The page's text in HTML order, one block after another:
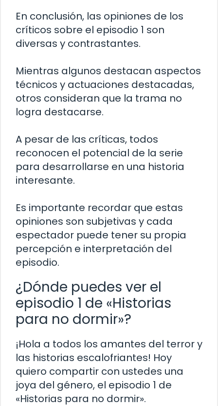
En conclusión, las opiniones de los
críticos sobre el episodio 1 son
diversas y contrastantes.
Mientras algunos destacan aspectos
técnicos y actuaciones destacadas,
otros consideran que la trama no
logra destacarse.
A pesar de las críticas, todos
reconocen el potencial de la serie
para desarrollarse en una historia
interesante.
Es importante recordar que estas
opiniones son subjetivas y cada
espectador puede tener su propia
percepción e interpretación del
episodio.
¿Dónde puedes ver el
episodio 1 de «Historias
para no dormir»?
¡Hola a todos los amantes del terror y
las historias escalofriantes! Hoy
quiero compartir con ustedes una
joya del género, el episodio 1 de
«Historias para no dormir».